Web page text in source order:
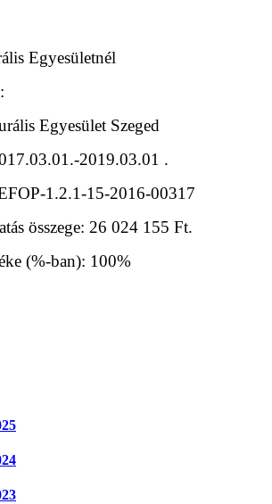
Egyesületnél
Egyesület Szeged
2019.03.01 .
1.2.1-15-2016-00317
összege: 26 024 155 Ft.
(%-ban): 100%